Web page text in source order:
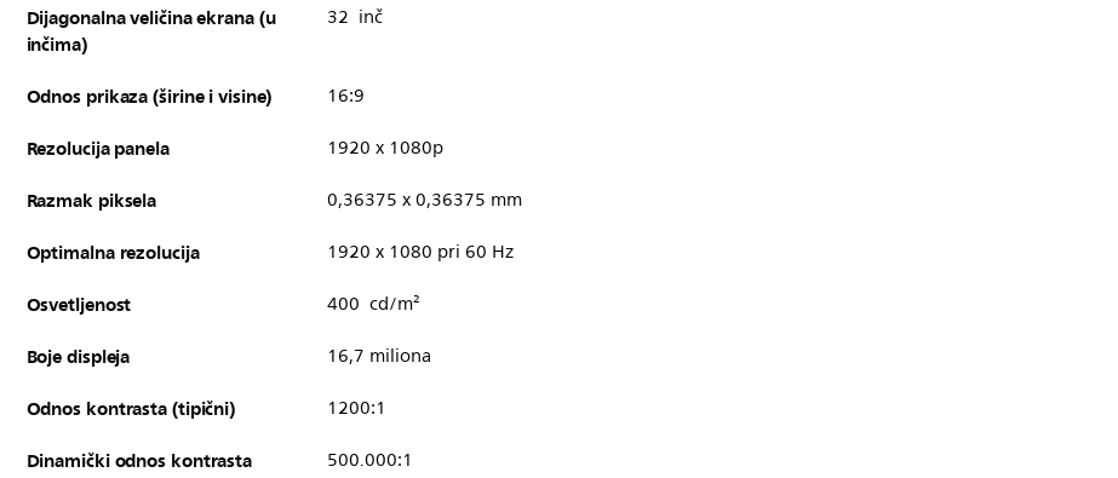
Dijagonalna veličina ekrana (u
inčima)
32 inč
Odnos prikaza (širine i visine) 16:9
Rezolucija panela 1920 x 1080p
Razmak piksela 0,36375 x 0,36375 mm
Optimalna rezolucija 1920 x 1080 pri 60 Hz
Osvetljenost 400 cd/m²
Boje displeja 16,7 miliona
Odnos kontrasta (tipični) 1200:1
Dinamički odnos kontrasta 500.000:1